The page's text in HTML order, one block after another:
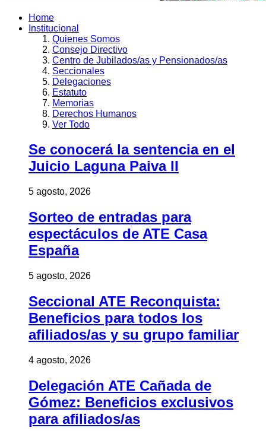
Home
Institucional
Quienes Somos
Consejo Directivo
Centro de Jubilados/as y Pensionados/as
Seccionales
Delegaciones
Estatuto
Memorias
Derechos Humanos
Ver Todo
Se conocerá la sentencia en el
Juicio Laguna Paiva II
5 agosto, 2026
Sorteo de entradas para
espectáculos de ATE Casa
España
5 agosto, 2026
Seccional ATE Reconquista:
Beneficios para todos los
afiliados/as y su grupo familiar
4 agosto, 2026
Delegación ATE Cañada de
Gómez: Beneficios exclusivos
para afiliados/as